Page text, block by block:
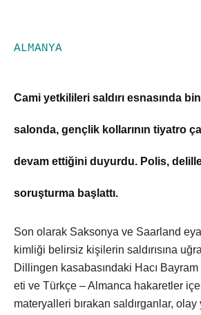
ALMANYA
Cami yetkilileri saldırı esnasında
salonda, gençlik kollarının tiyatro
devam ettiğini duyurdu. Polis,
soruşturma başlattı.
Son olarak Saksonya ve Saarland
kimliği belirsiz kişilerin saldırısına
Dillingen kasabasındaki Hacı
eti ve Türkçe – Almanca hakaretler
materyalleri bırakan saldırganlar,